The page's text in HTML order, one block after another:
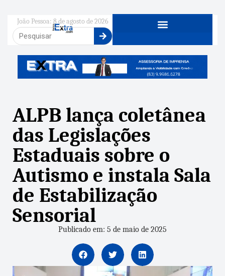
João Pessoa: 8 de agosto de 2026
ALPB lança coletânea
das Legislações
Estaduais sobre o
Autismo e instala Sala
de Estabilização
Sensorial
Publicado em: 5 de maio de 2025